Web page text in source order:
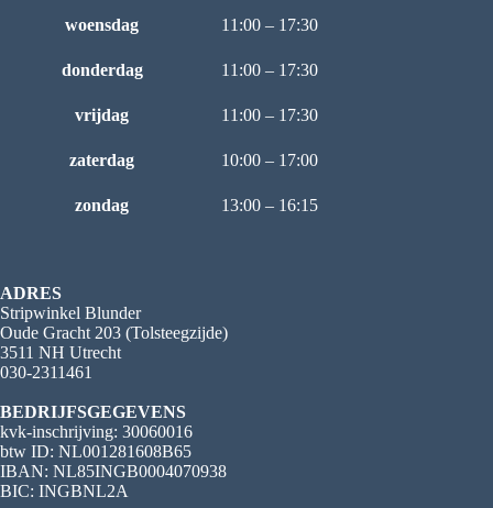
woensdag 11:00 – 17:30
donderdag 11:00 – 17:30
vrijdag 11:00 – 17:30
zaterdag 10:00 – 17:00
zondag 13:00 – 16:15
ADRES
Stripwinkel Blunder
Oude Gracht 203 (Tolsteegzijde)
3511 NH Utrecht
030-2311461
BEDRIJFSGEGEVENS
kvk-inschrijving: 30060016
btw ID: NL001281608B65
IBAN: NL85INGB0004070938
BIC: INGBNL2A